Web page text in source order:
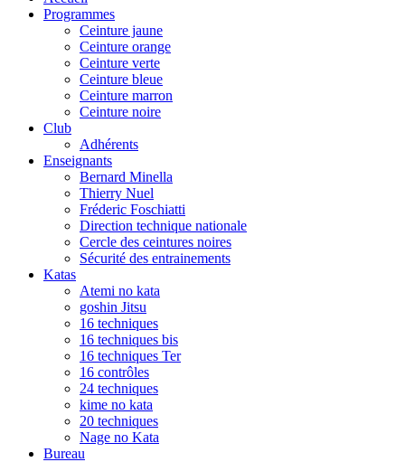
Programmes
Ceinture jaune
Ceinture orange
Ceinture verte
Ceinture bleue
Ceinture marron
Ceinture noire
Club
Adhérents
Enseignants
Bernard Minella
Thierry Nuel
Fréderic Foschiatti
Direction technique nationale
Cercle des ceintures noires
Sécurité des entrainements
Katas
Atemi no kata
goshin Jitsu
16 techniques
16 techniques bis
16 techniques Ter
16 contrôles
24 techniques
kime no kata
20 techniques
Nage no Kata
Bureau